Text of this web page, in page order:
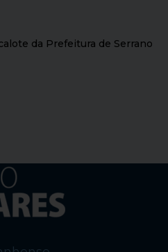
da Prefeitura de Serrano